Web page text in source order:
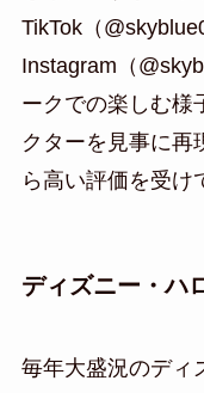
TikTok（
Instagram（
ークでの楽しむ様
クターを見事に再
ら高い評価を受け
ディズニー・ハ
毎年大盛況のディ